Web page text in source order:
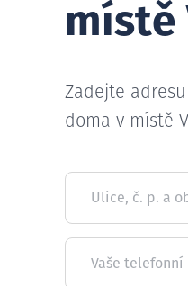
místě
Zadejte
doma v místě
Ulice, č. p. a
Vaše telefonní